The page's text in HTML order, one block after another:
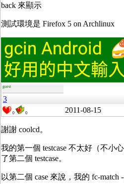
back 來顯示
測試環境是 Firefox 5 on Archlinux
guest
3
0 0 2011-08-15
謝謝 coolcd。
我的第一個 testcase 不太好（不小
了第二個 testcase。
以第二個 case 來說，我的 fc-match